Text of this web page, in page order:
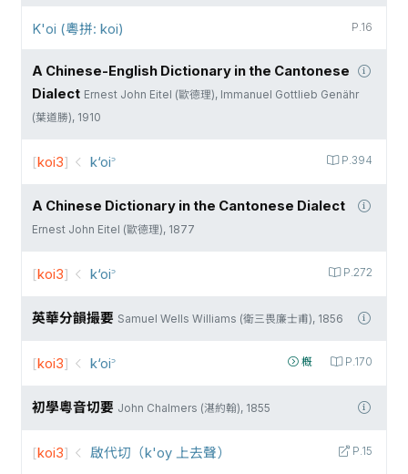
P.16
K'oi (粵拼: koi)
A Chinese-English Dictionary in the Cantonese
Dialect Ernest John Eitel (歐德理), Immanuel Gottlieb Genähr
(葉道勝), 1910
P.394
[koi3] k‘oi꜄
A Chinese Dictionary in the Cantonese Dialect
Ernest John Eitel (歐德理), 1877
P.272
[koi3] k‘oi꜄
英華分韻撮要 Samuel Wells Williams (衛三畏廉士甫), 1856
槪 P.170
[koi3] k‘oi꜄
初學粵音切要 John Chalmers (湛約翰), 1855
P.15
[koi3] 啟代切（k'oy 上去聲）